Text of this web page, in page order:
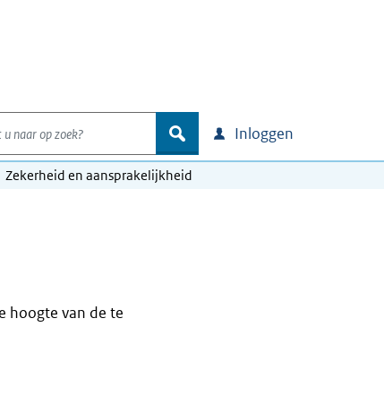
u naar op zoek?
zoek Inloggen
Zekerheid en aansprakelijkheid
hoogte van de te